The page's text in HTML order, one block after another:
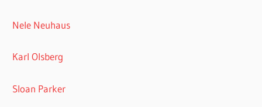
Nele Neuhaus
Karl Olsberg
Sloan Parker